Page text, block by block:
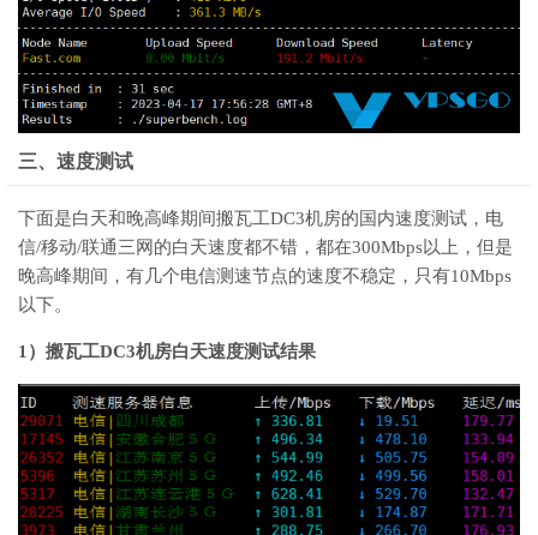
三、速度测试
下面是白天和晚高峰期间搬瓦工DC3机房的国内速度测试，电
信/移动/联通三网的白天速度都不错，都在300Mbps以上，但是
晚高峰期间，有几个电信测速节点的速度不稳定，只有10Mbps
以下。
1）搬瓦工DC3机房白天速度测试结果